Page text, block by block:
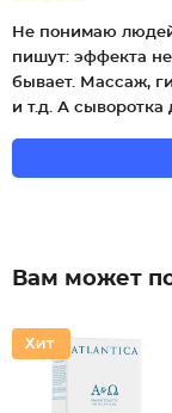
Не понимаю
пишут: эффекта
бывает. Массаж,
и т.д. А сыворотка
Вам может